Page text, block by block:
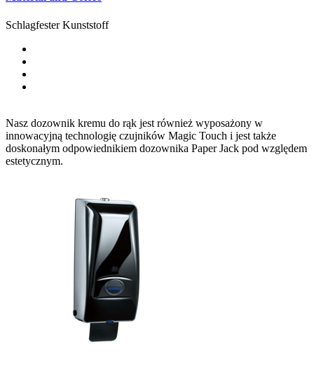
Schlagfester Kunststoff
Nasz dozownik kremu do rąk jest również wyposażony w
innowacyjną technologię czujników Magic Touch i jest także
doskonałym odpowiednikiem dozownika Paper Jack pod względem
estetycznym.